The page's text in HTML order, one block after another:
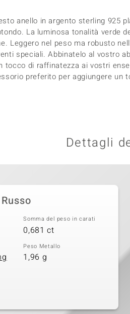
anello in argento sterling 925
La luminosa tonalità verde
Leggero nel peso ma robusto
speciali. Abbinatelo al vostro
tocco di raffinatezza ai vostri
preferito per aggiungere un
Dettagli
Somma del peso in carati
0,681 ct
Peso Metallo
1,96 g